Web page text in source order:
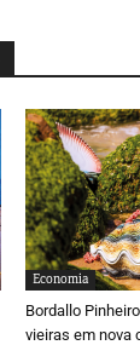
Economia
Bordallo
vieiras em nova